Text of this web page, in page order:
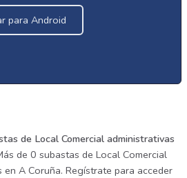
para Android
de Local Comercial administrativas
de 0 subastas de Local Comercial
A Coruña. Regístrate para acceder